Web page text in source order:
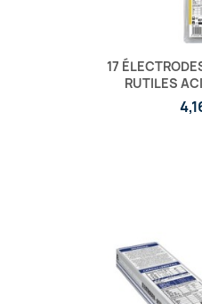
17
RUTILES